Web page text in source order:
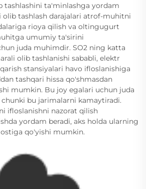
tashlashini ta'minlashga yordam
olib tashlash darajalari atrof-muhitni
rioya qilish va oltingugurt
umumiy ta'sirini
juda muhimdir. SO2 ning katta
olib tashlanishi sababli, elektr
stansiyalari havo ifloslanishiga
tashqari hissa qo'shmasdan
mumkin. Bu joy egalari uchun juda
bu jarimalarni kamaytiradi.
ifloslanishni nazorat qilish
yordam beradi, aks holda ularning
qo'yishi mumkin.